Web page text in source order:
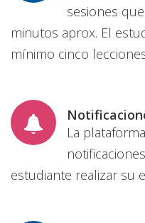
sesiones
minutos aprox. El
mínimo cinco
La
estudiante realizar su